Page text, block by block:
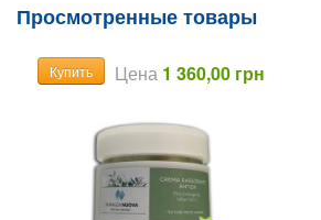
Просмотренные товары
Купить Цена 1 360,00 грн